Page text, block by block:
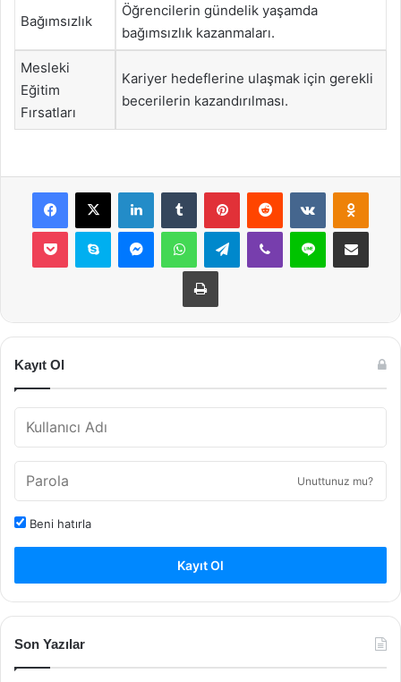
Bağımsızlık
Öğrencilerin gündelik yaşamda
bağımsızlık kazanmaları.
Mesleki
Eğitim
Fırsatları
Kariyer hedeflerine ulaşmak için gerekli
becerilerin kazandırılması.
Facebook
X LinkedInTumblr PinterestReddit VKontakte
Pocket Skype MessengerWhatsAppTelegramViber Line E-Posta ile
Yazdır
Kayıt Ol
Unuttunuz mu?
Beni hatırla
Kayıt Ol
Son Yazılar